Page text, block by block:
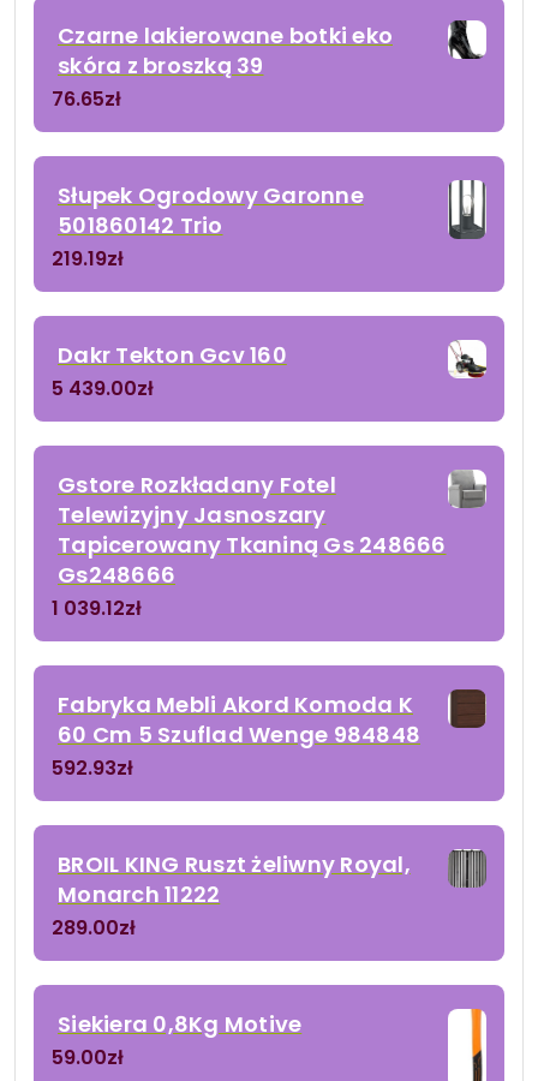
Czarne lakierowane botki eko
skóra z broszką 39
76.65zł
Słupek Ogrodowy Garonne
501860142 Trio
219.19zł
Dakr Tekton Gcv 160
5 439.00zł
Gstore Rozkładany Fotel
Telewizyjny Jasnoszary
Tapicerowany Tkaniną Gs 248666
Gs248666
1 039.12zł
Fabryka Mebli Akord Komoda K
60 Cm 5 Szuflad Wenge 984848
592.93zł
BROIL KING Ruszt żeliwny Royal,
Monarch 11222
289.00zł
Siekiera 0,8Kg Motive
59.00zł